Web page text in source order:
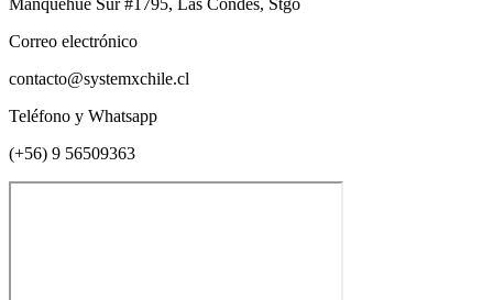
Manquehue Sur #1795, Las Condes, Stgo
Correo electrónico
contacto@systemxchile.cl
Teléfono y Whatsapp
(+56) 9 56509363